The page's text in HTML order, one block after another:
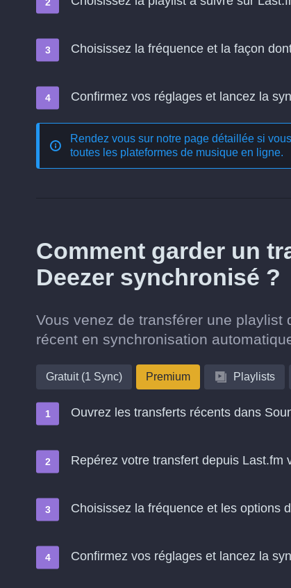
Choisissez la fréquence et la façon
Confirmez vos réglages et lancez la
Rendez vous sur notre page détaillée si
toutes les plateformes de musique en ligne.
Comment garder un
Deezer synchronisé ?
Vous venez de transférer une
récent en synchronisation
Gratuit (1 Sync) Premium Playlists
Ouvrez les transferts récents dans
Repérez votre transfert depuis Last.fm
Choisissez la fréquence et les options
Confirmez vos réglages et lancez la